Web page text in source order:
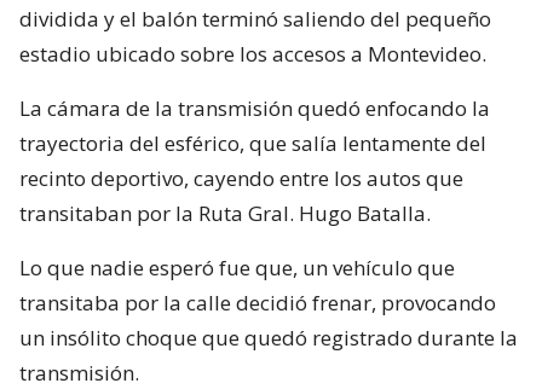
dividida y el balón terminó saliendo del pequeño
estadio ubicado sobre los accesos a Montevideo.
La cámara de la transmisión quedó enfocando la
trayectoria del esférico, que salía lentamente del
recinto deportivo, cayendo entre los autos que
transitaban por la Ruta Gral. Hugo Batalla.
Lo que nadie esperó fue que, un vehículo que
transitaba por la calle decidió frenar, provocando
un insólito choque que quedó registrado durante la
transmisión.